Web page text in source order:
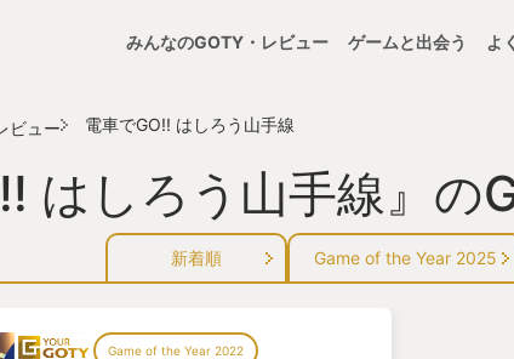
みんなのGOTY・レビュー ゲームと出会う よ
ビュー 電車でGO!! はしろう山手線
はしろう山手線』
新着順 Game of the Year 2025
Game of the Year 2022